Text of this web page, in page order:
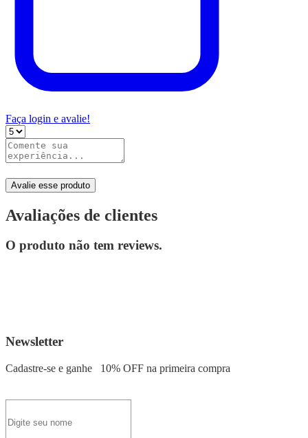
Faça login e avalie!
Avalie esse produto
Avaliações de clientes
O produto não tem reviews.
Newsletter
Cadastre-se e ganhe 10% OFF na primeira compra